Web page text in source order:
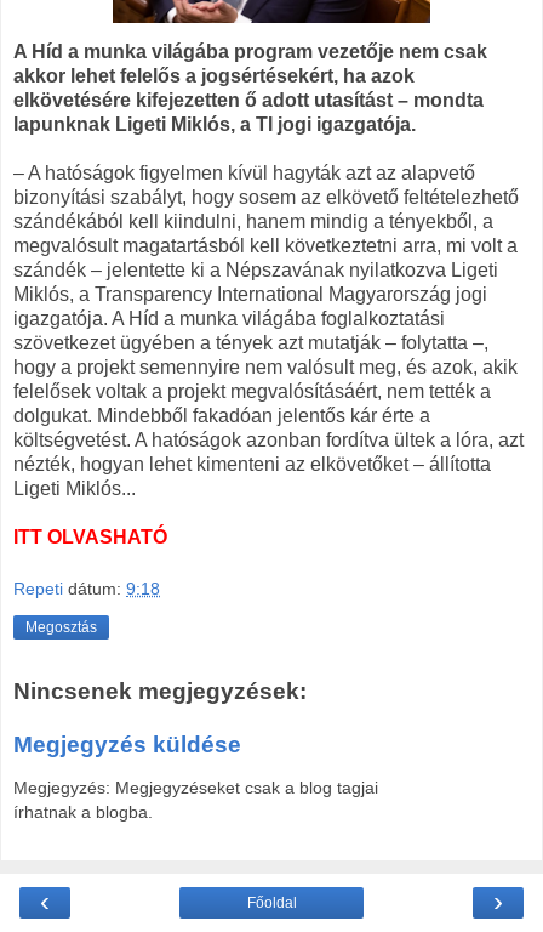
A Híd a munka világába program vezetője nem csak
akkor lehet felelős a jogsértésekért, ha azok
elkövetésére kifejezetten ő adott utasítást – mondta
lapunknak Ligeti Miklós, a TI jogi igazgatója.
– A hatóságok figyelmen kívül hagyták azt az alapvető
bizonyítási szabályt, hogy sosem az elkövető feltételezhető
szándékából kell kiindulni, hanem mindig a tényekből, a
megvalósult magatartásból kell következtetni arra, mi volt a
szándék – jelentette ki a Népszavának nyilatkozva Ligeti
Miklós, a Transparency International Magyarország jogi
igazgatója. A Híd a munka világába foglalkoztatási
szövetkezet ügyében a tények azt mutatják – folytatta –,
hogy a projekt semennyire nem valósult meg, és azok, akik
felelősek voltak a projekt megvalósításáért, nem tették a
dolgukat. Mindebből fakadóan jelentős kár érte a
költségvetést. A hatóságok azonban fordítva ültek a lóra, azt
nézték, hogyan lehet kimenteni az elkövetőket – állította
Ligeti Miklós...
ITT OLVASHATÓ
Repeti dátum: 9:18
Megosztás
Nincsenek megjegyzések:
Megjegyzés küldése
Megjegyzés: Megjegyzéseket csak a blog tagjai
írhatnak a blogba.
‹ ›
Főoldal